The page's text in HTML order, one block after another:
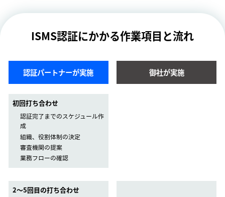
ISMS認証にかかる作業項目と流れ
認証パートナーが実施 御社が実施
初回打ち合わせ
認証完了までのスケジュール作
成
組織、役割体制の決定
審査機関の提案
業務フローの確認
2〜5回目の打ち合わせ